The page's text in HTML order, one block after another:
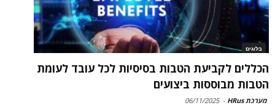
בלוגים
הכללים לקביעת הטבות בסיסיות לכל עובד לעומת
הטבות מבוססות ביצועים
מערכת HRus -
06/11/2025